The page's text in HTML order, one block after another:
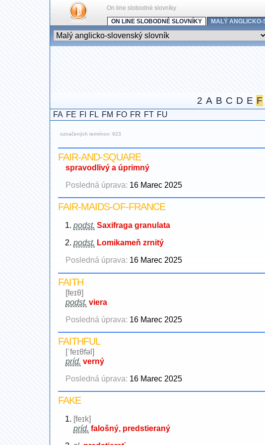
On line slobodné slovníky
ON LINE SLOBODNÉ SLOVNÍKY
MALÝ
2 A B C D E F
FA FE FI FL FM FO FR FT FU
označených termínov: 923
FAIR-AND-SQUARE
spravodlivý a úprimný
Posledná úprava: 16 Marec 2025
FAIR-MAIDS-OF-FRANCE
podst. Saxifraga granulata
podst. Lomikameň zrnitý
Posledná úprava: 16 Marec 2025
FAITH
[feɪθ]
podst. viera
Posledná úprava: 16 Marec 2025
FAITHFUL
[ˈfeɪθfəl]
príd. verný
Posledná úprava: 16 Marec 2025
FAKE
[feɪk]
príd. falošný, predstieraný